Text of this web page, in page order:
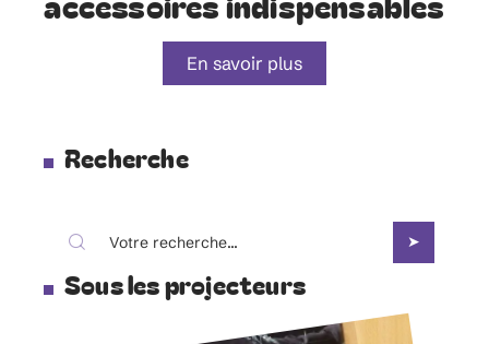
En savoir plus
Recherche
Sous les projecteurs